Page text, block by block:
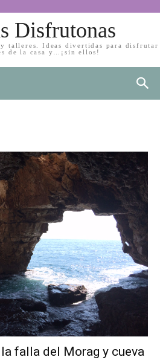
Disfrutonas
talleres. Ideas divertidas para disfrutar
de la casa y…¡sin ellos!
falla del Morag y cueva